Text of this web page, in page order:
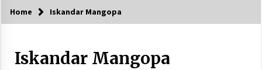
Home Iskandar Mangopa
Iskandar Mangopa